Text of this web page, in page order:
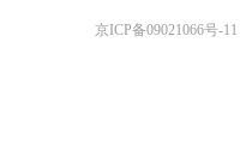
京ICP备09021066号-11